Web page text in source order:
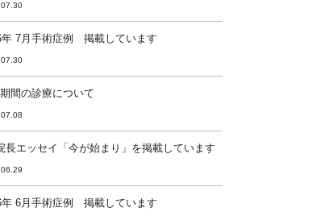
年 7月手術症例 掲載しています
間の診療について
長エッセイ「今が始まり」を掲載しています
年 6月手術症例 掲載しています